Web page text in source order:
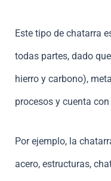
Este tipo de chatarra
todas partes, dado
hierro y carbono),
procesos y cuenta
Por ejemplo, la
acero, estructuras,